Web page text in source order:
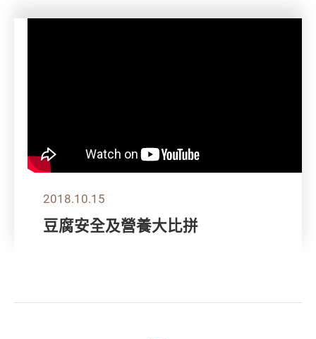
2018.10.15
豆腐安全及營養大比拼